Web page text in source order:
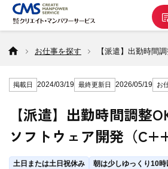
お仕事を探す
派遣で働く
登録の流れ
お仕事を探す 【派遣】出勤時間
掲載日 2024/03/19 最終更新日 2026/05/19 お
【派遣】出勤時間調整
ソフトウェア開発（
土日または土日祝休み
朝は少しゆっくり10時